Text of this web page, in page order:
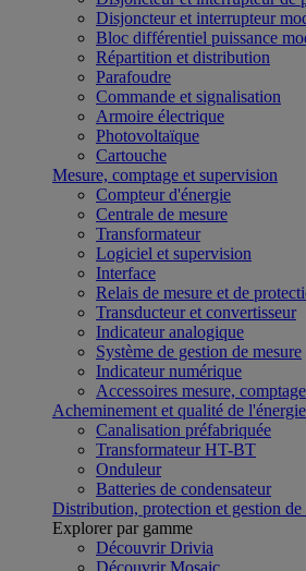
Disjoncteur et interrupteur
Bloc différentiel puissance
Répartition et distribution
Parafoudre
Commande et signalisation
Armoire électrique
Photovoltaïque
Cartouche
Mesure, comptage et supervision
Compteur d'énergie
Centrale de mesure
Transformateur
Logiciel et supervision
Interface
Relais de mesure et de
Transducteur et convertisseur
Indicateur analogique
Système de gestion de mesure
Indicateur numérique
Accessoires mesure,
Acheminement et qualité de l'énergie
Canalisation préfabriquée
Transformateur HT-BT
Onduleur
Batteries de condensateur
Distribution, protection et gestion de
Explorer par gamme
Découvrir Drivia
Découvrir Mosaic